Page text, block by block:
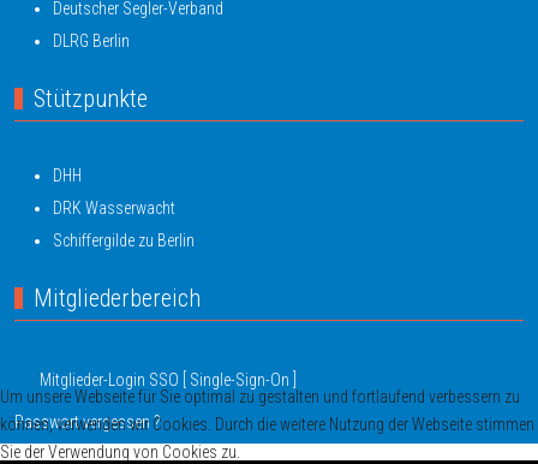
Deutscher Segler-Verband
DLRG Berlin
Stützpunkte
DHH
DRK Wasserwacht
Schiffergilde zu Berlin
Mitgliederbereich
Mitglieder-Login SSO [ Single-Sign-On ]
Passwort vergessen ?
Um unsere Webseite für Sie optimal zu gestalten und fortlaufend verbessern zu
können, verwenden wir Cookies. Durch die weitere Nutzung der Webseite stimmen
Sie der Verwendung von Cookies zu.